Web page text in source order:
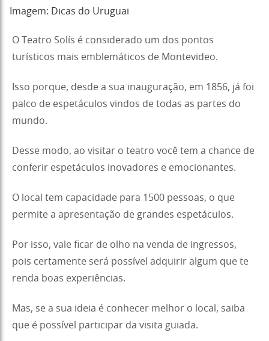
Imagem: Dicas do Uruguai
O Teatro Solís é considerado um dos pontos
turísticos mais emblemáticos de Montevideo.
Isso porque, desde a sua inauguração, em 1856, já foi
palco de espetáculos vindos de todas as partes do
mundo.
Desse modo, ao visitar o teatro você tem a chance de
conferir espetáculos inovadores e emocionantes.
O local tem capacidade para 1500 pessoas, o que
permite a apresentação de grandes espetáculos.
Por isso, vale ficar de olho na venda de ingressos,
pois certamente será possível adquirir algum que te
renda boas experiências.
Mas, se a sua ideia é conhecer melhor o local, saiba
que é possível participar da visita guiada.